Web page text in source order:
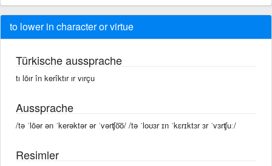
to lower in character or virtue
Türkische aussprache
tı lōır în kerîktır ır vırçu
Aussprache
/tə ˈlōər ən ˈkerəktər ər ˈvərʧo͞o/ /tə ˈloʊɜr ɪn ˈkɛrɪktɜr ɜr ˈvɜrʧuː/
Resimler